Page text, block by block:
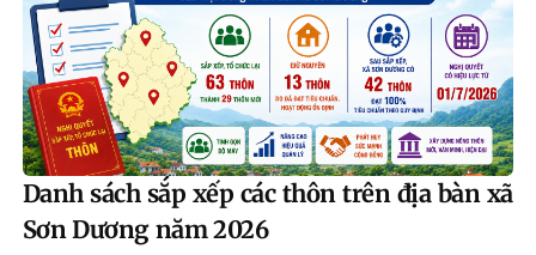
tỉnh, thành ủy, các xã, phường.
Danh sách sắp xếp các thôn trên địa bàn xã
Sơn Dương năm 2026